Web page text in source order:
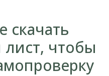
скачать
чтобы